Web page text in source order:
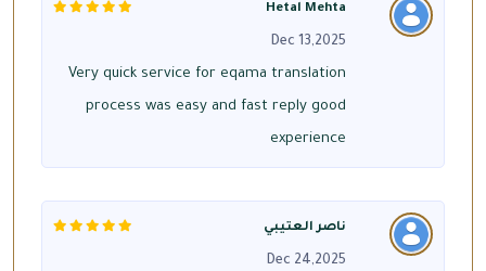
Hetal Mehta
Dec 13,2025
Very quick service for eqama translation
process was easy and fast reply good
experience
ناصر العتيبي
Dec 24,2025